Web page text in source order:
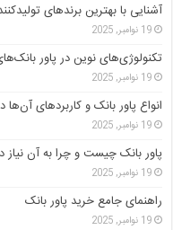
آشنایی با بهترین برندهای
19 نوامبر, 2025
تکنولوژی‌های نوین در پاور
19 نوامبر, 2025
انواع پاور بانک و کاربردهای آن‌ها
19 نوامبر, 2025
پاور بانک چیست و چرا به آن نیاز
19 نوامبر, 2025
راهنمای جامع خرید پاور بانک
19 نوامبر, 2025